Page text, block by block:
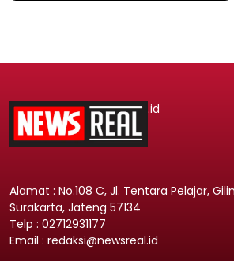
.id
Alamat : No.108 C, Jl. Tentara Pelajar,
Surakarta, Jateng 57134
Telp : 02712931177
Email : redaksi@newsreal.id